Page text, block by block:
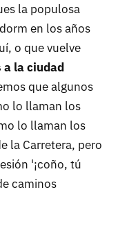
la populosa
en los años
o que vuelve
la ciudad
que algunos
lo llaman los
lo llaman los
la Carretera, pero
'¡coño, tú
caminos